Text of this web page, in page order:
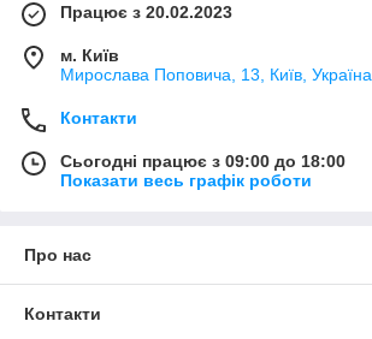
Працює з 20.02.2023
м. Київ
Мирослава Поповича, 13, Київ, Україна
Контакти
Сьогодні працює з 09:00 до 18:00
Показати весь графік роботи
Про нас
Контакти